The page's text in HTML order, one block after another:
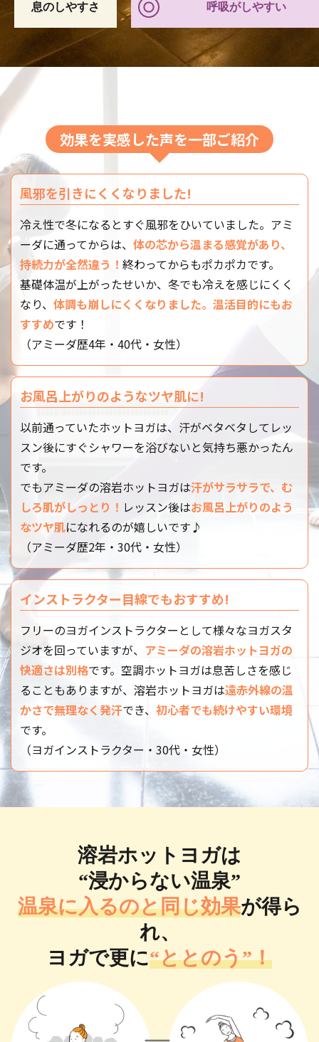
息のしやすさ 呼吸がしやすい
効果を実感した声を一部ご紹介
風邪を引きにくくなりました!
冷え性で冬になるとすぐ風邪をひいていました。アミ
ーダに通ってからは、 体の芯から温まる感覚があり、
持続力が全然違う！ 終わってからもポカポカです。
基礎体温が上がったせいか、冬でも冷えを感じにくく
なり、 体調も崩しにくくなりました。温活目的にもお
すすめです！
（アミーダ歴4年・40代・女性）
お風呂上がりのようなツヤ肌に!
以前通っていたホットヨガは、汗がベタベタしてレッ
スン後にすぐシャワーを浴びないと気持ち悪かったん
です。
でもアミーダの溶岩ホットヨガは汗がサラサラで、む
しろ肌がしっとり！ レッスン後はお風呂上がりのよう
なツヤ肌になれるのが嬉しいです♪
（アミーダ歴2年・30代・女性）
インストラクター目線でもおすすめ!
フリーのヨガインストラクターとして様々なヨガスタ
ジオを回っていますが、 アミーダの溶岩ホットヨガの
快適さは別格です。空調ホットヨガは息苦しさを感じ
ることもありますが、溶岩ホットヨガは遠赤外線の温
かさで無理なく発汗でき、 初心者でも続けやすい環境
です。
（ヨガインストラクター・30代・女性）
溶岩ホットヨガは
“浸からない温泉”
温泉に入るのと同じ効果が得ら
れ、
ヨガで更に“ととのう”！
体験予約する
スタジオ
あびこショッピングプ
日時
レッスン強度
レッスン内容
アミーダの溶岩石には、ミネラルやバナジウ
ム・マイナスイオンなどの栄養素が含まれてい
ます。遠赤外線効果で身体の芯からじわじわと温
まり、さらに美肌効果も得られ、心と身体を癒
してくれます。
【効果】
内臓から全身の血行促進、汗による美肌効果、
マイナスイオンなどによるリラクゼーション効
果
※「溶岩浴」はヨガのレッスンではありませ
ん。
※ヨガのレッスンをご希望の方は★がついてい
るレッスンをお選び下さい。
体験予約する
スタジオ
あびこショッピングプ
ラザ
日時
2026/08/13 18:00 -
18:45
レッスン強度
★★★★
レッスン内容
胴体周りの筋肉を鍛えることでボディラインが
引き締まり、メリハリのあるボディを目指すクラ
スです。身体を内側からも外側からも磨き上げた
い方、アミーダのヨガクラスに慣れてきた方に
オススメです。
【効果】
体幹強化、滑らかなウエストラインを作る、美
しいボディラインへ導く、ストレス緩和
体験予約する
あびこショッピングプ 2026/08/13 19:30 -
20:15
レッスン強度
★★★
レッスン内容
胸を開くポーズで心のデトックスを行うクラ
ス。深い呼吸を行い、気持ちを前向きにリフレ
ッシュしていきましょう。滞ってしまった血流や
リンパの流れを促進し、内側からの美・健康作
りに繋げます。